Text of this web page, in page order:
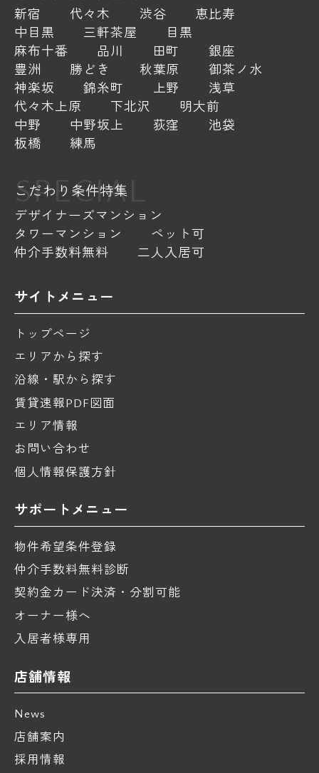
新宿 代々木 渋谷
恵比寿
中目黒
三軒茶屋
目黒
麻布十番
品川 田町
銀座
豊洲
勝どき 秋葉原
御茶ノ水
神楽坂
錦糸町 上野
浅草
代々木上原
下北沢
明大前
中野
中野坂上 荻窪
池袋
板橋
練馬
SPECIAL
こだわり条件特集
デザイナーズマンション
タワーマンション
ペット可
仲介手数料無料
二人入居可
サイトメニュー
トップページ
エリアから探す
沿線・駅から探す
賃貸速報PDF図面
エリア情報
お問い合わせ
個人情報保護方針
サポートメニュー
物件希望条件登録
仲介手数料無料診断
契約金カード決済・分割可能
オーナー様へ
入居者様専用
店舗情報
News
店舗案内
採用情報